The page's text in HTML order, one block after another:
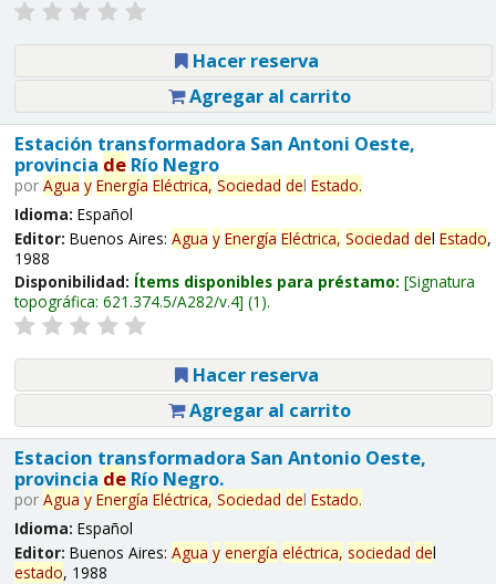
Hacer reserva
Agregar al carrito
Estación transformadora San Antoni Oeste,
provincia deRío Negro
por Agua y Energía Eléctrica, Sociedad del Estado.
Idioma: Español
Editor: Buenos Aires: Agua y Energía Eléctrica, Sociedad del Estado,
1988
Disponibilidad: Ítems disponibles para préstamo: Signatura
topográfica: 621.374.5/A282/v.4 (1).
Hacer reserva
Agregar al carrito
Estacion transformadora San Antonio Oeste,
provincia deRío Negro.
por Agua y Energía Eléctrica, Sociedad del Estado.
Idioma: Español
Editor: Buenos Aires: Agua y energía eléctrica, sociedad del
estado, 1988